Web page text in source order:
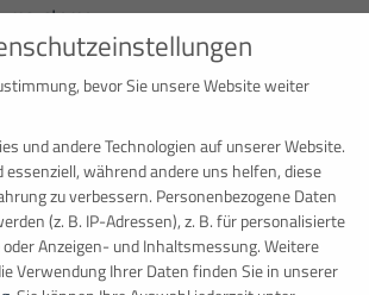
Besuche uns auf…
bevor Sie unsere Website weiter
und andere Technologien auf unserer Website.
essenziell, während andere uns helfen, diese
zu verbessern. Personenbezogene Daten
(z. B. IP-Adressen), z. B. für personalisierte
Anzeigen- und Inhaltsmessung.Weitere
Verwendung Ihrer Daten finden Sie in unserer